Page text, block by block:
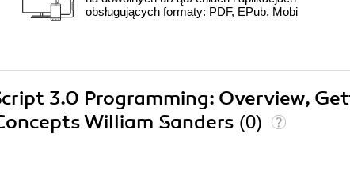
obsługujących formaty: PDF, EPub, Mobi
3.0 Programming: Overview,
William Sanders (0)